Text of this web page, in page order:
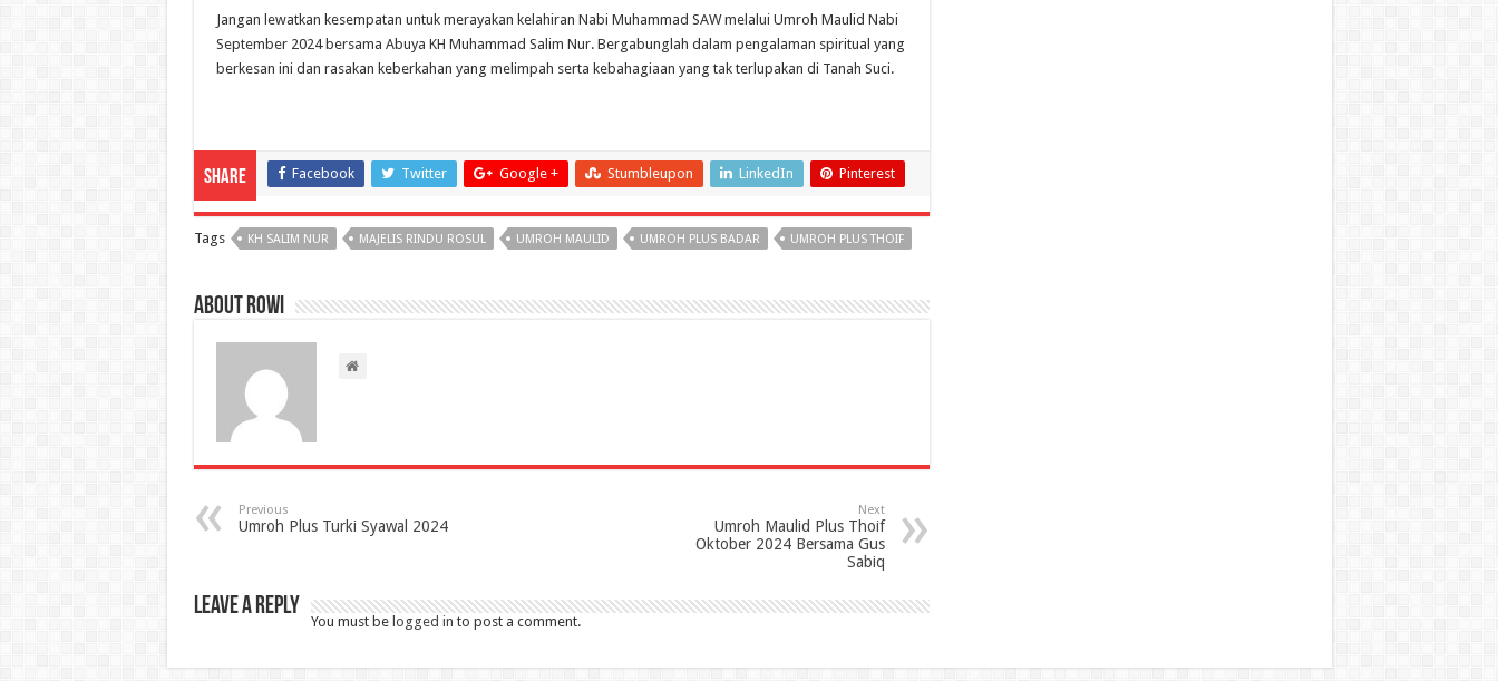
Jangan lewatkan kesempatan untuk merayakan kelahiran Nabi Muhammad SAW melalui Umroh Maulid Nabi
September 2024 bersama Abuya KH Muhammad Salim Nur. Bergabunglah dalam pengalaman spiritual yang
berkesan ini dan rasakan keberkahan yang melimpah serta kebahagiaan yang tak terlupakan di Tanah Suci.
Share Facebook Twitter Google + Stumbleupon LinkedIn Pinterest
Tags KH SALIM NUR MAJELIS RINDU ROSUL UMROH MAULID UMROH PLUS BADAR UMROH PLUS THOIF
About rowi
Previous
Umroh Plus Turki Syawal 2024
Next
Umroh Maulid Plus Thoif
Oktober 2024 Bersama Gus
Sabiq
Leave a Reply
You must be logged in to post a comment.